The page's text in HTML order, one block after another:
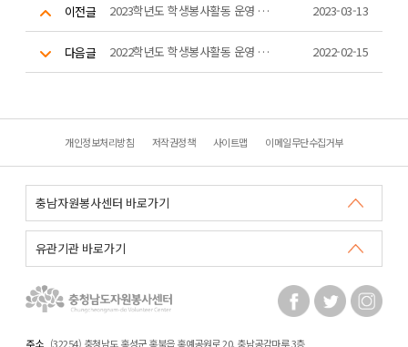
이전글 2023학년도 학생봉사활동 운영 계획(100문100답 포함) 2023-03-13
다음글 2022학년도 학생봉사활동 운영 계획 2022-02-15
개인정보처리방침 저작권정책 사이트맵 이메일무단수집거부
주소 (32254) 충청남도 홍성군 홍북읍 홍예공원로 20. 충남공감마루 3층